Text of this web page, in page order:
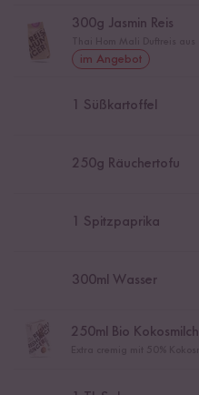
300g Jasmin Reis
im Angebot
1 Süßkartoffel
250g Räuchertofu
1 Spitzpaprika
300ml Wasser
250ml Bio Kokosmilch